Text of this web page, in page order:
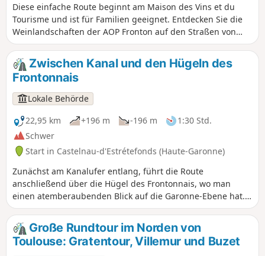
Diese einfache Route beginnt am Maison des Vins et du
Tourisme und ist für Familien geeignet. Entdecken Sie die
Weinlandschaften der AOP Fronton auf den Straßen von
Fronton. Der Place des Amis de la Négrette ist ein idealer
Ort für ein Picknick in der Nähe der Weinberge.
Zwischen Kanal und den Hügeln des
Frontonnais
Lokale Behörde
22,95 km
+196 m -196 m
1:30 Std.
Schwer
Start in Castelnau-d'Estrétefonds (Haute-Garonne)
Zunächst am Kanalufer entlang, führt die Route
anschließend über die Hügel des Frontonnais, wo man
einen atemberaubenden Blick auf die Garonne-Ebene hat.
Diese Rundfahrt ist aufgrund der Höhenunterschiede und
Steigungen eher für sportliche Wanderer gedacht.
Große Rundtour im Norden von
Toulouse: Gratentour, Villemur und Buzet